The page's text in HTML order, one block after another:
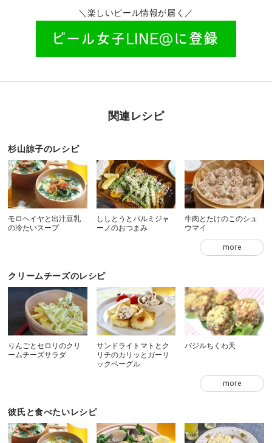
＼楽しいビール情報が届く／
関連レシピ
杉山諒子のレシピ
モロヘイヤと出汁豆乳
の冷たいスープ
ししとうとパルミジャ
ーノのおつまみ
牛肉とたけのこのシュ
ウマイ
more
クリームチーズのレシピ
りんごとセロリのクリ
ームチーズサラダ
サンドライトマトとク
リチのカリッとガーリ
ックベーグル
バジルちくわ天
more
彼氏と食べたいレシピ